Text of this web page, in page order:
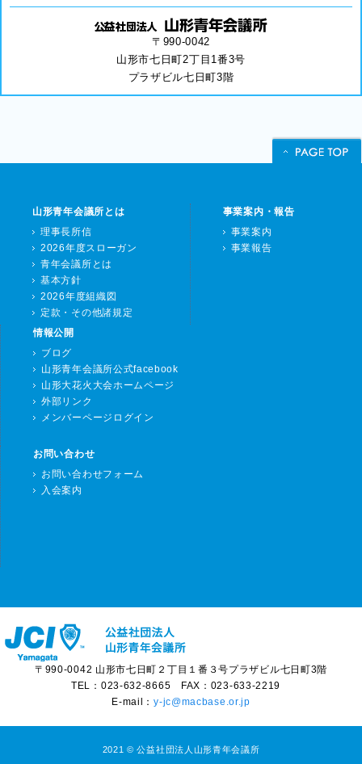
〒990-0042
山形市七日町2丁目1番3号
プラザビル七日町3階
山形青年会議所とは
理事長所信
2026年度スローガン
青年会議所とは
基本方針
2026年度組織図
定款・その他諸規定
事業案内・報告
事業案内
事業報告
情報公開
ブログ
山形青年会議所公式facebook
山形大花火大会ホームページ
外部リンク
メンバーページログイン
お問い合わせ
お問い合わせフォーム
入会案内
〒990-0042 山形市七日町２丁目１番３号プラザビル七日町3階
TEL：023-632-8665 FAX：023-633-2219
E-mail：y-jc@macbase.or.jp
2021 © 公益社団法人山形青年会議所